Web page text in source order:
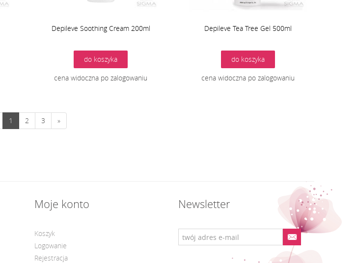
Depileve Soothing Cream 200ml
do koszyka
cena widoczna po zalogowaniu
Depileve Tea Tree Gel 500ml
do koszyka
cena widoczna po zalogowaniu
1 2 3 »
Moje konto
Koszyk
Logowanie
Rejestracja
Newsletter